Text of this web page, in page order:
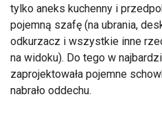
tylko aneks kuchenny i
pojemną szafę (na ubrania,
odkurzacz i wszystkie inne
na widoku). Do tego w
zaprojektowała pojemne
nabrało oddechu.